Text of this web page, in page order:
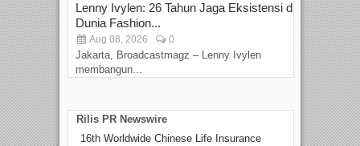
Lenny Ivylen: 26 Tahun Jaga Eksistensi di
Dunia Fashion...
Aug 08, 2026 0
Jakarta, Broadcastmagz – Lenny Ivylen
membangun...
Rilis PR Newswire
16th Worldwide Chinese Life Insurance